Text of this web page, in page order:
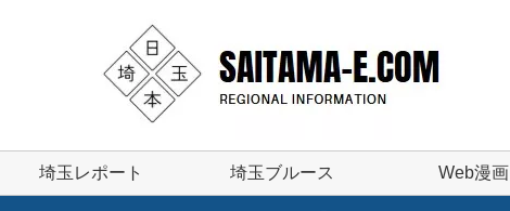
埼玉レポート 埼玉ブルース Web漫画